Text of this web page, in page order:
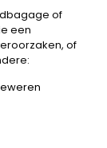
of
een
of